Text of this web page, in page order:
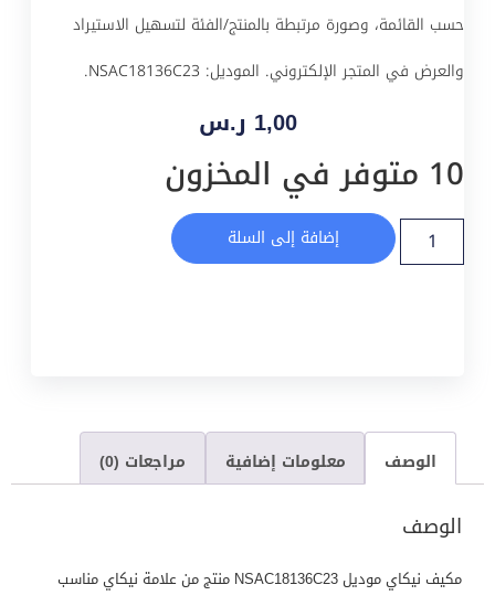
حسب القائمة، وصورة مرتبطة بالمنتج/الفئة لتسهيل الاستيراد
والعرض في المتجر الإلكتروني. الموديل: NSAC18136C23.
1,00 ر.س
10 متوفر في المخزون
إضافة إلى السلة
الوصف معلومات إضافية مراجعات (0)
الوصف
مكيف نيكاي موديل NSAC18136C23 منتج من علامة نيكاي مناسب